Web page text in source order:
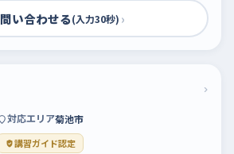
問い合わせる(入力30秒) ›
›
対応エリア菊池市
講習ガイド認定